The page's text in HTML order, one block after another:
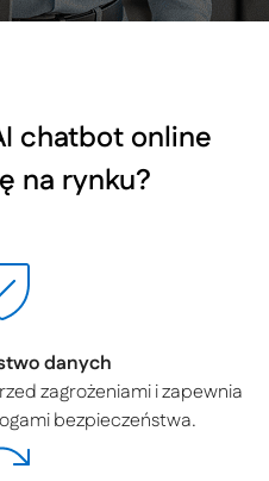
chatbot online
na rynku?
danych
zagrożeniami i zapewnia
bezpieczeństwa.